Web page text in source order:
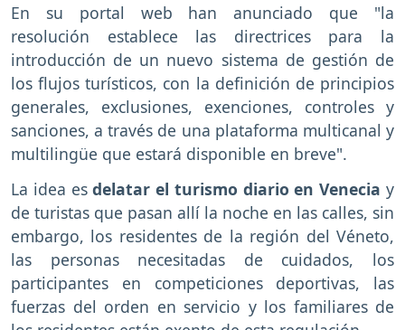
En su portal web han anunciado que "la
resolución establece las directrices para la
introducción de un nuevo sistema de gestión de
los flujos turísticos, con la definición de principios
generales, exclusiones, exenciones, controles y
sanciones, a través de una plataforma multicanal y
multilingüe que estará disponible en breve".
La idea esdelatar el turismo diario en Venecia y
de turistas que pasan allí la noche en las calles, sin
embargo, los residentes de la región del Véneto,
las personas necesitadas de cuidados, los
participantes en competiciones deportivas, las
fuerzas del orden en servicio y los familiares de